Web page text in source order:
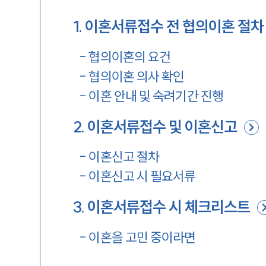
1. 이혼서류접수 전 협의이혼 절차
-협의이혼의 요건
-협의이혼 의사 확인
- 이혼 안내 및 숙려기간 진행
2. 이혼서류접수 및 이혼신고
- 이혼신고 절차
- 이혼신고 시 필요서류
3. 이혼서류접수 시 체크리스트
- 이혼을 고민 중이라면